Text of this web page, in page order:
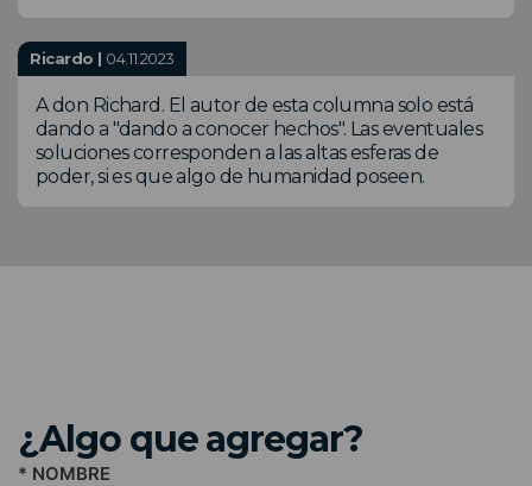
Ricardo | 04.11.2023
A don Richard. El autor de esta columna solo está
dando a "dando a conocer hechos". Las eventuales
soluciones corresponden a las altas esferas de
poder, si es que algo de humanidad poseen.
¿Algo que agregar?
* NOMBRE